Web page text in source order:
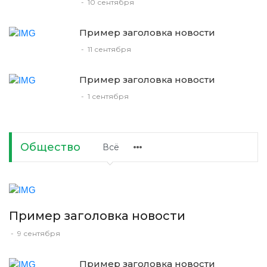
- 10 сентября
Пример заголовка новости
- 11 сентября
Пример заголовка новости
- 1 сентября
Общество Всё
Пример заголовка новости
- 9 сентября
Пример заголовка новости